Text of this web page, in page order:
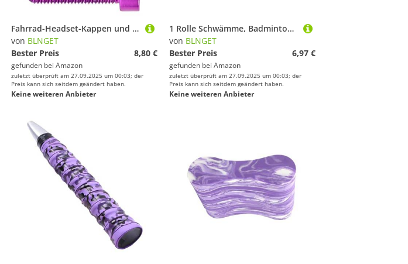
Fahrrad-Headset-Kappen und Schraube, Aluminiumlegierung, Vorderradgabelvorbau-Abdeckung, Ersatzteil, obere Halterung, Schraube für Rennräder
von BLNGET
Bester Preis
8,80 €
gefunden bei Amazon
zuletzt überprüft am 27.09.2025 um 00:03; der
Preis kann sich seitdem geändert haben.
Keine weiteren Anbieter
1 Rolle Schwämme, Badmintonschläger, Griffkissen, Schaumstofffolie, Tennisband, athletisches Tape, Muskelbandagen, Tennis, schützender Griff
von BLNGET
Bester Preis
6,97 €
gefunden bei Amazon
zuletzt überprüft am 27.09.2025 um 00:03; der
Preis kann sich seitdem geändert haben.
Keine weiteren Anbieter